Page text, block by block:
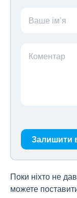
Ваше ім’я
Коментар
Залишити
Поки ніхто не
можете